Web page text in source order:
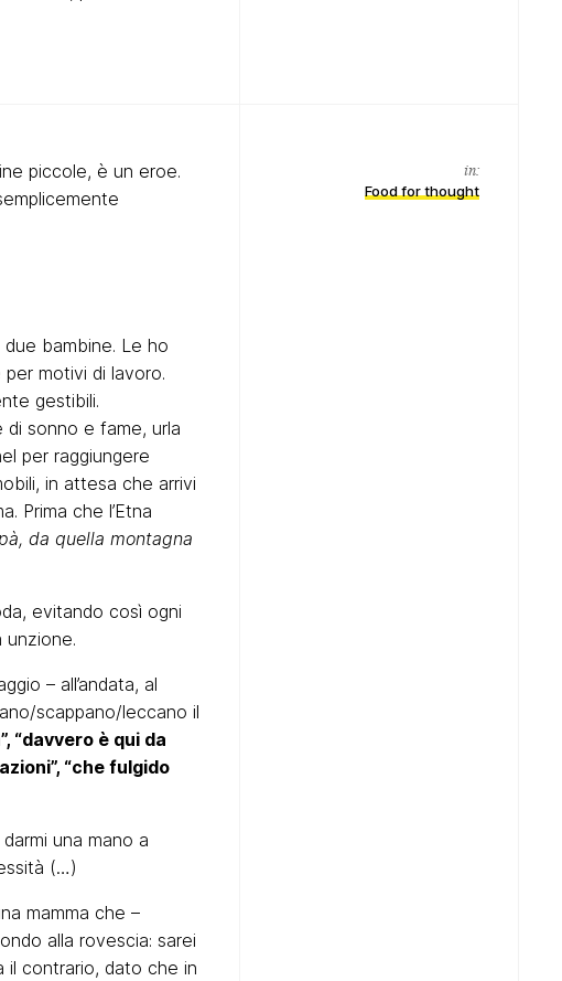
piccole, è un eroe.
bambine. Le ho
motivi di lavoro.
gestibili.
di sonno e fame, urla
per raggiungere
in attesa che arrivi
Prima che l’Etna
da quella montagna
evitando così ogni
unzione.
– all’andata, al
scappano/leccano il
“davvero è qui da
“che fulgido
una mano a
(…)
mamma che –
alla rovescia: sarei
il contrario, dato che in
in:
Food for thought